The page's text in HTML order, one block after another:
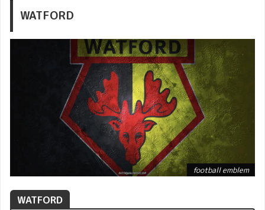
WATFORD
football emblem
WATFORD